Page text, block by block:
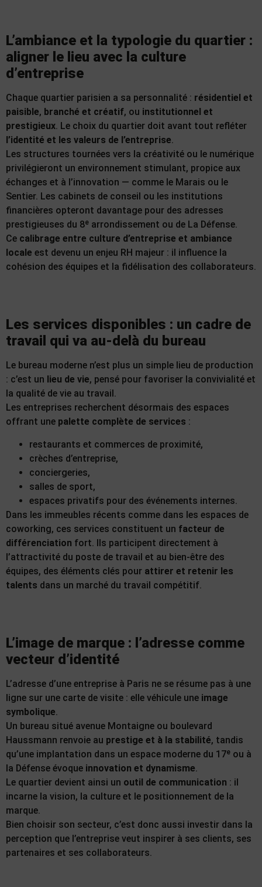
L’ambiance et la typologie du quartier :
aligner le lieu avec la culture
d’entreprise
Chaque quartier parisien a sa personnalité : résidentiel et
paisible, branché et créatif, ou institutionnel et
prestigieux. Le choix du quartier doit avant tout refléter
l’identité et les valeurs de l’entreprise.
Les structures tournées vers la créativité ou le numérique
privilégieront un environnement stimulant, propice aux
échanges et à l’innovation — comme le Marais ou le
Sentier. Les cabinets de conseil ou les institutions
financières opteront davantage pour des adresses
prestigieuses du 8ᵉ arrondissement ou de La Défense.
Ce calibrage entre culture d’entreprise et ambiance
locale est devenu un enjeu RH majeur : il influence la
cohésion des équipes et la fidélisation des collaborateurs.
Les services disponibles : un cadre de
travail qui va au-delà du bureau
Le bureau moderne n’est plus un simple lieu de production
: c’est un lieu de vie, pensé pour favoriser la convivialité et
la qualité de vie au travail.
Les entreprises recherchent désormais des espaces
offrant une palette complète de services :
restaurants et commerces de proximité,
crèches d’entreprise,
conciergeries,
salles de sport,
espaces privatifs pour des événements internes.
Dans les immeubles récents comme dans les espaces de
coworking, ces services constituent un facteur de
différenciation fort. Ils participent directement à
l’attractivité du poste de travail et au bien-être des
équipes, des éléments clés pour attirer et retenir les
talents dans un marché du travail compétitif.
L’image de marque : l’adresse comme
vecteur d’identité
L’adresse d’une entreprise à Paris ne se résume pas à une
ligne sur une carte de visite : elle véhicule une image
symbolique.
Un bureau situé avenue Montaigne ou boulevard
Haussmann renvoie au prestige et à la stabilité, tandis
qu’une implantation dans un espace moderne du 17ᵉ ou à
la Défense évoque innovation et dynamisme.
Le quartier devient ainsi un outil de communication : il
incarne la vision, la culture et le positionnement de la
marque.
Bien choisir son secteur, c’est donc aussi investir dans la
perception que l’entreprise veut inspirer à ses clients, ses
partenaires et ses collaborateurs.